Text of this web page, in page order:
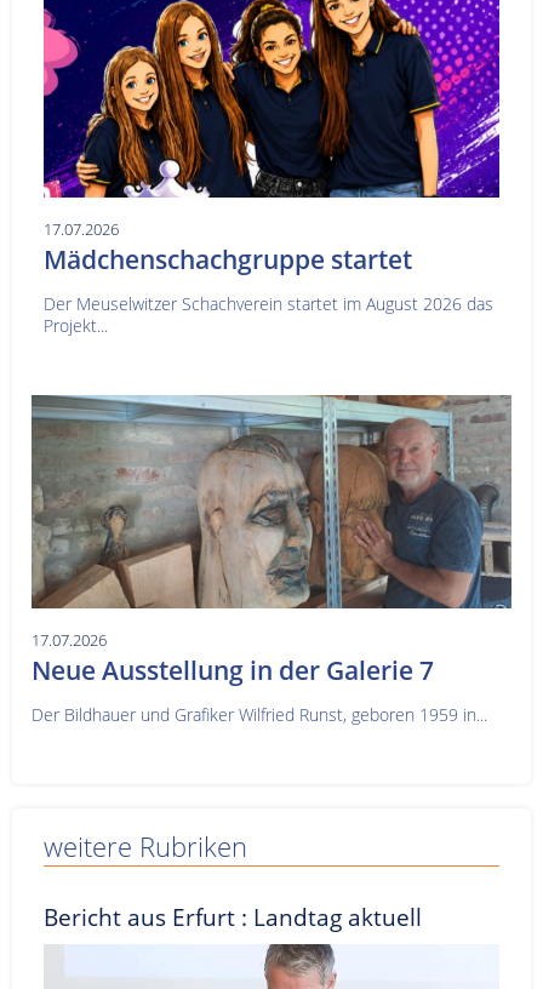
17.07.2026
Mädchenschachgruppe startet
Der Meuselwitzer Schachverein startet im August 2026 das
Projekt...
17.07.2026
Neue Ausstellung in der Galerie 7
Der Bildhauer und Grafiker Wilfried Runst, geboren 1959 in...
weitere Rubriken
Bericht aus Erfurt : Landtag aktuell